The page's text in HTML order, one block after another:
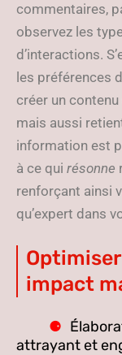
commentaires,
observez les
d’interactions.
les préférences
créer un
mais aussi
information est
à ce qui résonne
renforçant ainsi
qu’expert dans
impact
attrayant et